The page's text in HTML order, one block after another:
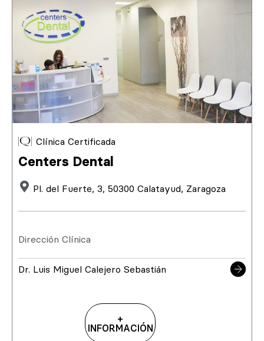
Clínica Certificada
Centers Dental
Pl. del Fuerte, 3, 50300 Calatayud, Zaragoza
Dirección Clínica
Dr. Luis Miguel Calejero Sebastián
+
INFORMACIÓN